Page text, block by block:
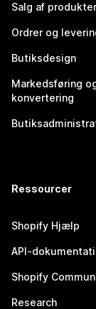
Salg af produkter
Ordrer og
Butiksdesign
Markedsføring
konvertering
Ressourcer
Shopify Hjælp
API-
Shopify
Research